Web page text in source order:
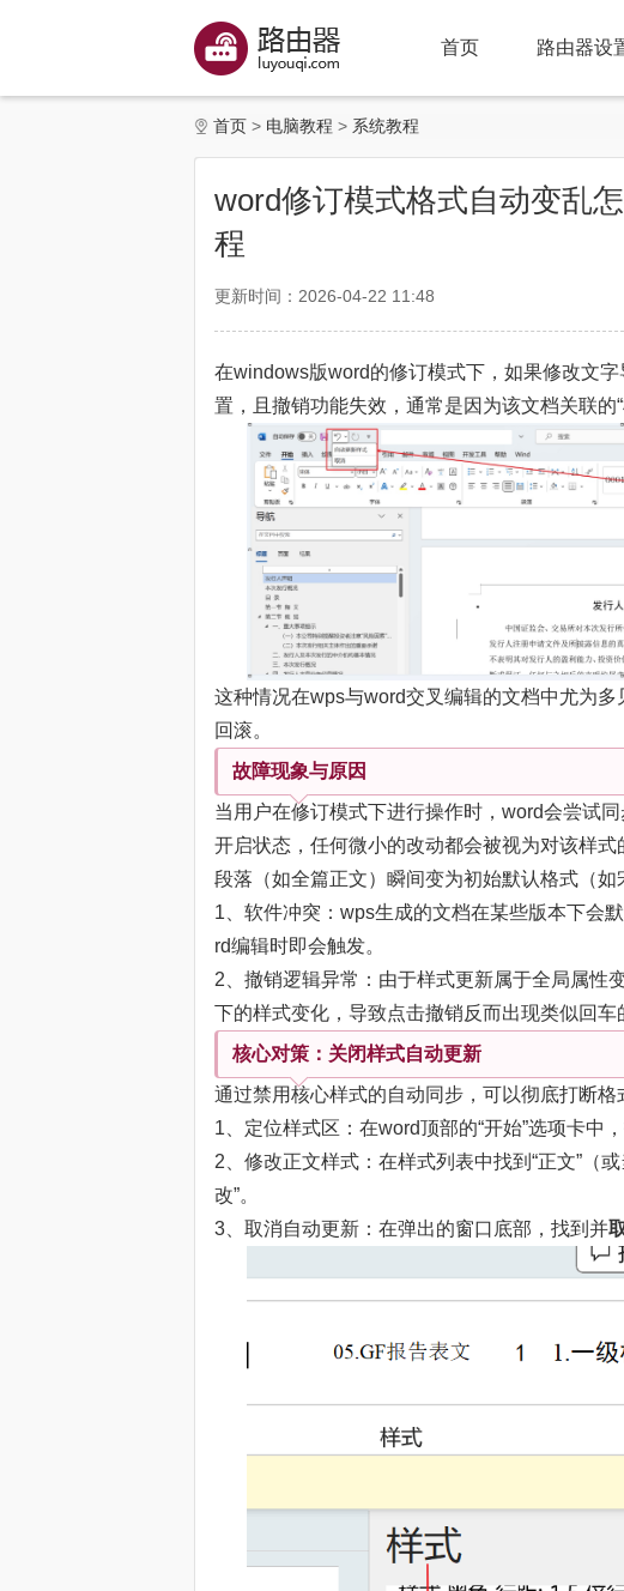
首页 路由器设
首页 电脑教程 系统教程
word修订模式格式自动变乱
程
更新时间：2026-04-22 11:48
在windows版word的修订模式下，如果修改文
置，且撤销功能失效，通常是因为该文档关联的“
这种情况在wps与word交叉编辑的文档中尤为
回滚。
故障现象与原因
当用户在修订模式下进行操作时，word会尝试
开启状态，任何微小的改动都会被视为对该样
段落（如全篇正文）瞬间变为初始默认格式（如
1、软件冲突：wps生成的文档在某些版本下会
rd编辑时即会触发。
2、撤销逻辑异常：由于样式更新属于全局属性
下的样式变化，导致点击撤销反而出现类似回车
核心对策：关闭样式自动更新
通过禁用核心样式的自动同步，可以彻底打断格
1、定位样式区：在word顶部的“开始”选项卡中，
2、修改正文样式：在样式列表中找到“正文”（
改”。
3、取消自动更新：在弹出的窗口底部，找到并